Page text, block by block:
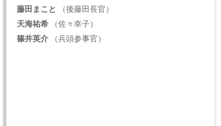
藤田まこと
（後藤田長官）
天海祐希
（佐々幸子）
篠井英介
（兵頭参事官）